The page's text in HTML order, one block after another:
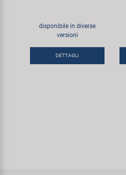
disponibile in diverse
versioni
DETTAGLI